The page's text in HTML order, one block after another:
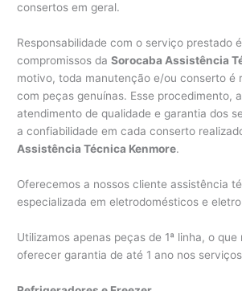
consertos em geral.
Responsabilidade com o serviço prestado
compromissos daSorocaba Assistência
motivo, toda manutenção e/ou conserto é
com peças genuínas. Esse procedimento,
atendimento de qualidade e garantia dos
a confiabilidade em cada conserto
Assistência Técnica Kenmore.
Oferecemos a nossos cliente assistência
especializada em eletrodomésticos e
Utilizamos apenas peças de 1ª linha, o que
oferecer garantia de até 1 ano nos